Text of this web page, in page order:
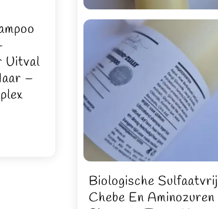
Uitval
–
Biologische Sulfaatvrij
Chebe En Aminozuren